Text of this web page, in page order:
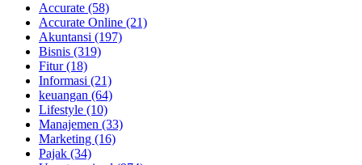
Accurate (58)
Accurate Online (21)
Akuntansi (197)
Bisnis (319)
Fitur(18)
Informasi (21)
keuangan (64)
Lifestyle (10)
Manajemen (33)
Marketing (16)
Pajak (34)